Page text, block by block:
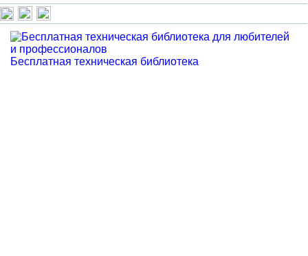
Бесплатная техническая библиотека